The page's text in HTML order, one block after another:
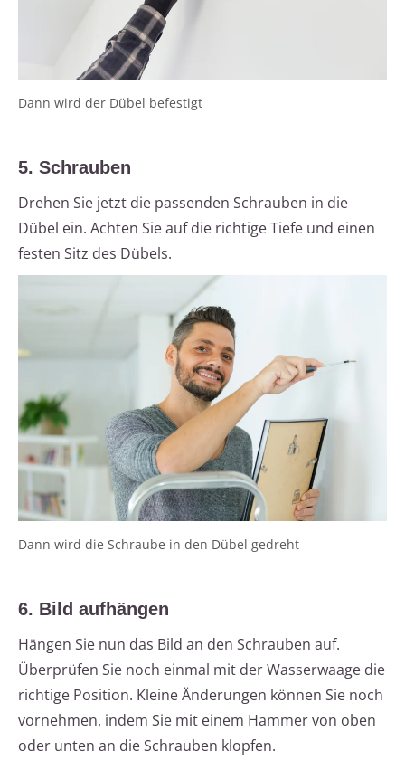
Dann wird der Dübel befestigt
5. Schrauben
Drehen Sie jetzt die passenden Schrauben in die
Dübel ein. Achten Sie auf die richtige Tiefe und einen
festen Sitz des Dübels.
Dann wird die Schraube in den Dübel gedreht
6. Bild aufhängen
Hängen Sie nun das Bild an den Schrauben auf.
Überprüfen Sie noch einmal mit der Wasserwaage die
richtige Position. Kleine Änderungen können Sie noch
vornehmen, indem Sie mit einem Hammer von oben
oder unten an die Schrauben klopfen.